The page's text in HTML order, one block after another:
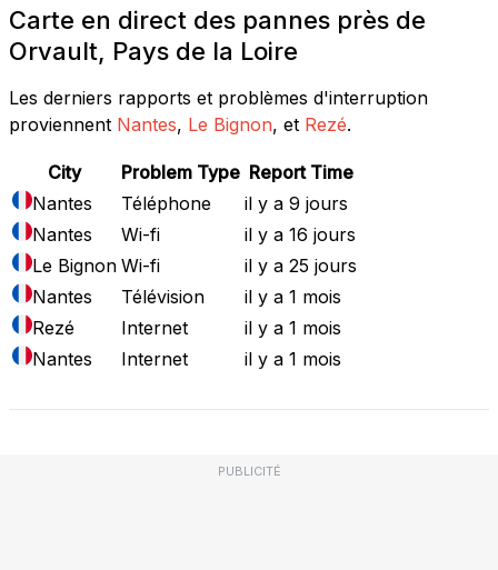
Carte en direct des pannes près de
Orvault, Pays de la Loire
Les derniers rapports et problèmes d'interruption
proviennent Nantes, Le Bignon, et Rezé.
City Problem Type Report Time
Nantes
Téléphone
il y a 9 jours
Nantes
Wi-fi
il y a 16 jours
Le Bignon Wi-fi
il y a 25 jours
Nantes
Télévision
il y a 1 mois
Rezé
Internet
il y a 1 mois
Nantes
Internet il y a 1 mois
PUBLICITÉ